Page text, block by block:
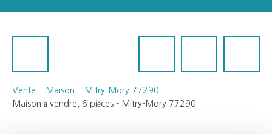
Vente Maison
Mitry-Mory 77290
Maison à vendre, 6 pièces - Mitry-Mory 77290